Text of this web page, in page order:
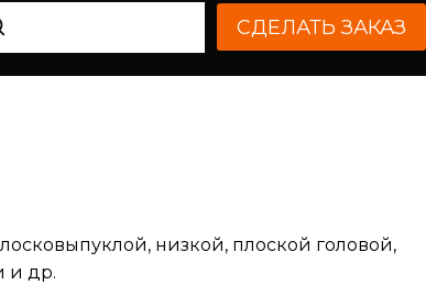
СДЕЛАТЬ ЗАКАЗ
низкой, плоской головой,
и др.